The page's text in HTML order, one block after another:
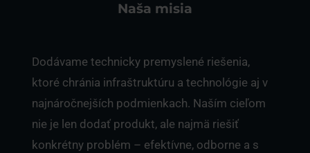
Naša misia
Dodávame technicky premyslené riešenia,
ktoré chránia infraštruktúru a technológie aj v
najnáročnejších podmienkach. Naším cieľom
nie je len dodať produkt, ale najmä riešiť
konkrétny problém – efektívne, odborne a s